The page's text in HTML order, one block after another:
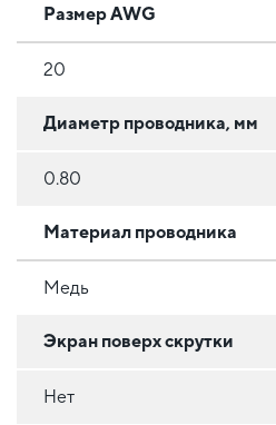
Размер AWG
20
Диаметр проводника, мм
0.80
Материал проводника
Медь
Экран поверх скрутки
Нет